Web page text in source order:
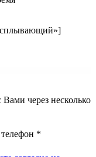
через несколько
*